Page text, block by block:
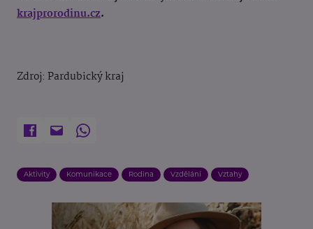
krajprorodinu.cz.
Zdroj: Pardubický kraj
Aktivity Komunikace Rodina Vzdělání Vztahy